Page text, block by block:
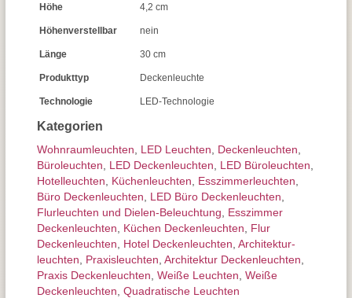
Kategorien
Wohnraum­leuchten LED Leuchten Decken­leuchten
Büroleuchten
LED Deckenleuchten LED Büroleuchten
Hotelleuchten
Küchenleuchten Esszimmer­­leuchten
Büro Deckenleuchten
LED Büro Deckenleuchten
Flurleuchten und Dielen-Beleuchtung
Esszimmer
Deckenleuchten
Küchen Deckenleuchten
Flur
Deckenleuchten
Hotel Deckenleuchten Architektur­
leuchten
Praxisleuchten Architektur Deckenleuchten
Praxis Deckenleuchten Weiße Leuchten Weiße
Deckenleuchten Quadratische Leuchten
Höhe 4,2 cm
Höhenverstellbar nein
Länge 30 cm
Produkttyp Deckenleuchte
Technologie LED-Technologie